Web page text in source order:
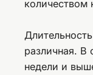
количеством
различная. В
недели и